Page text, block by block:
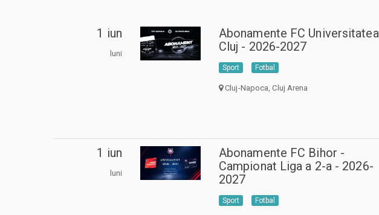
1 iun
luni
Abonamente FC Universitatea
Cluj - 2026-2027
Sport Fotbal
Cluj-Napoca, Cluj Arena
1 iun
luni
Abonamente FC Bihor -
Campionat Liga a 2-a - 2026-
2027
Sport Fotbal